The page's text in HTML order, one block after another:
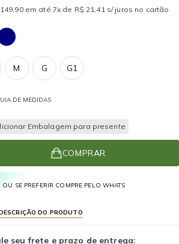
em até 7x de R$ 21,41 s/ juros no cartão
G G1
M
DE MEDIDAS
Embalagem para presente
COMPRAR
OU SE PREFERIR COMPRE PELO WHATS
DO PRODUTO
seu frete e prazo de entrega: